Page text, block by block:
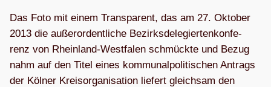
Das Foto mit einem Trans­pa­rent, das am 27. Okto­ber
2013 die außer­or­dent­li­che Bezirks­de­le­gier­ten­kon­fe­
renz von Rhein­land-West­fa­len schmückte und Bezug
nahm auf den Titel eines kom­mu­nal­po­li­ti­schen Antrags
der Köl­ner Kreis­or­ga­ni­sa­tion lie­fert gleich­sam den